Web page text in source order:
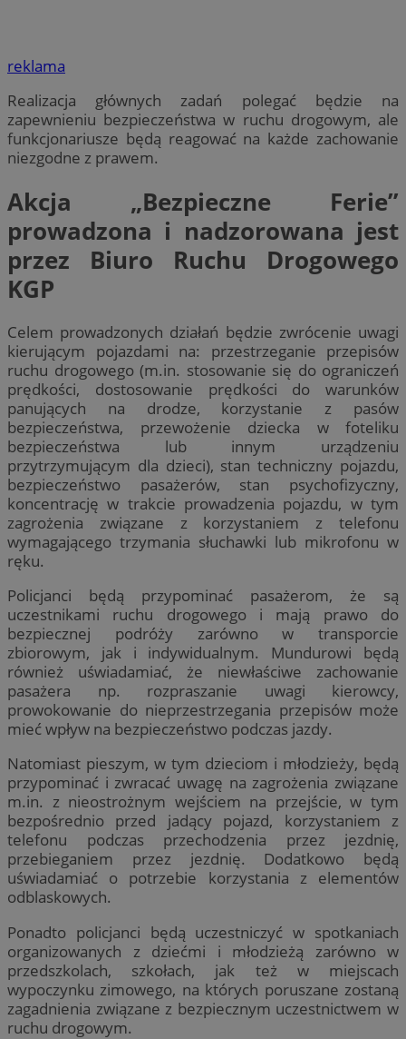
reklama
Realizacja głównych zadań polegać będzie na
zapewnieniu bezpieczeństwa w ruchu drogowym, ale
funkcjonariusze będą reagować na każde zachowanie
niezgodne z prawem.
Akcja „Bezpieczne Ferie”
prowadzona i nadzorowana jest
przez Biuro Ruchu Drogowego
KGP
Celem prowadzonych działań będzie zwrócenie uwagi
kierującym pojazdami na: przestrzeganie przepisów
ruchu drogowego (m.in. stosowanie się do ograniczeń
prędkości, dostosowanie prędkości do warunków
panujących na drodze, korzystanie z pasów
bezpieczeństwa, przewożenie dziecka w foteliku
bezpieczeństwa lub innym urządzeniu
przytrzymującym dla dzieci), stan techniczny pojazdu,
bezpieczeństwo pasażerów, stan psychofizyczny,
koncentrację w trakcie prowadzenia pojazdu, w tym
zagrożenia związane z korzystaniem z telefonu
wymagającego trzymania słuchawki lub mikrofonu w
ręku.
Policjanci będą przypominać pasażerom, że są
uczestnikami ruchu drogowego i mają prawo do
bezpiecznej podróży zarówno w transporcie
zbiorowym, jak i indywidualnym. Mundurowi będą
również uświadamiać, że niewłaściwe zachowanie
pasażera np. rozpraszanie uwagi kierowcy,
prowokowanie do nieprzestrzegania przepisów może
mieć wpływ na bezpieczeństwo podczas jazdy.
Natomiast pieszym, w tym dzieciom i młodzieży, będą
przypominać i zwracać uwagę na zagrożenia związane
m.in. z nieostrożnym wejściem na przejście, w tym
bezpośrednio przed jadący pojazd, korzystaniem z
telefonu podczas przechodzenia przez jezdnię,
przebieganiem przez jezdnię. Dodatkowo będą
uświadamiać o potrzebie korzystania z elementów
odblaskowych.
Ponadto policjanci będą uczestniczyć w spotkaniach
organizowanych z dziećmi i młodzieżą zarówno w
przedszkolach, szkołach, jak też w miejscach
wypoczynku zimowego, na których poruszane zostaną
zagadnienia związane z bezpiecznym uczestnictwem w
ruchu drogowym.